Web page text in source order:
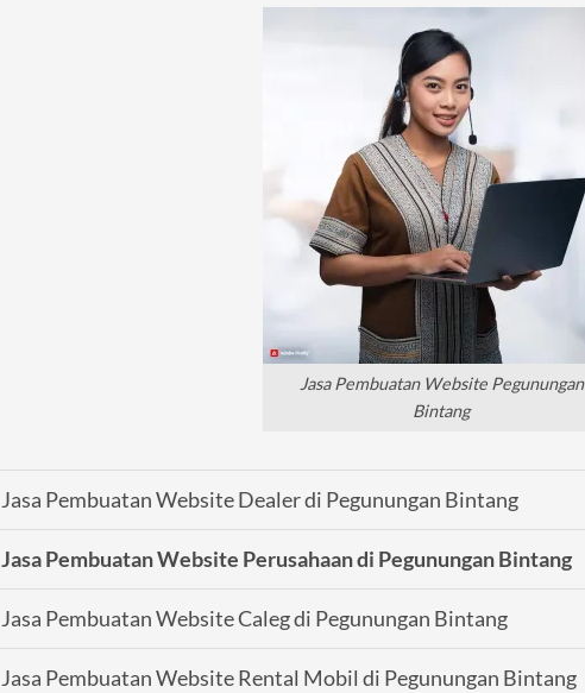
Jasa Pembuatan Website Pegunungan
Bintang
Jasa Pembuatan Website Dealer di Pegunungan Bintang
Jasa Pembuatan Website Perusahaan di Pegunungan Bintang
Jasa Pembuatan Website Caleg di Pegunungan Bintang
Jasa Pembuatan Website Rental Mobil di Pegunungan Bintang